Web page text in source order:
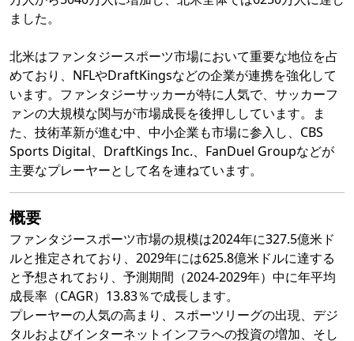
ました。
北米はファンタジースポーツ市場において重要な地位を占
めており、NFLやDraftKingsなどの企業が連携を強化して
います。ファンタジーサッカーが特に人気で、サッカーフ
ァンの大規模な関与が市場成長を後押ししています。ま
た、技術革新が進む中、中小企業も市場に参入し、CBS
Sports Digital、DraftKings Inc.、FanDuel Groupなどが
主要なプレーヤーとして名を連ねています。
概要
ファンタジースポーツ市場の規模は2024年に327.5億米ド
ルと推定されており、2029年には625.8億米ドルに達する
と予想されており、予測期間（2024-2029年）中に年平均
成長率（CAGR）13.83％で成長します。
プレーヤーの人気の高まり、スポーツリーグの出現、デジ
タルおよびインターネットインフラへの投資の増加、そし